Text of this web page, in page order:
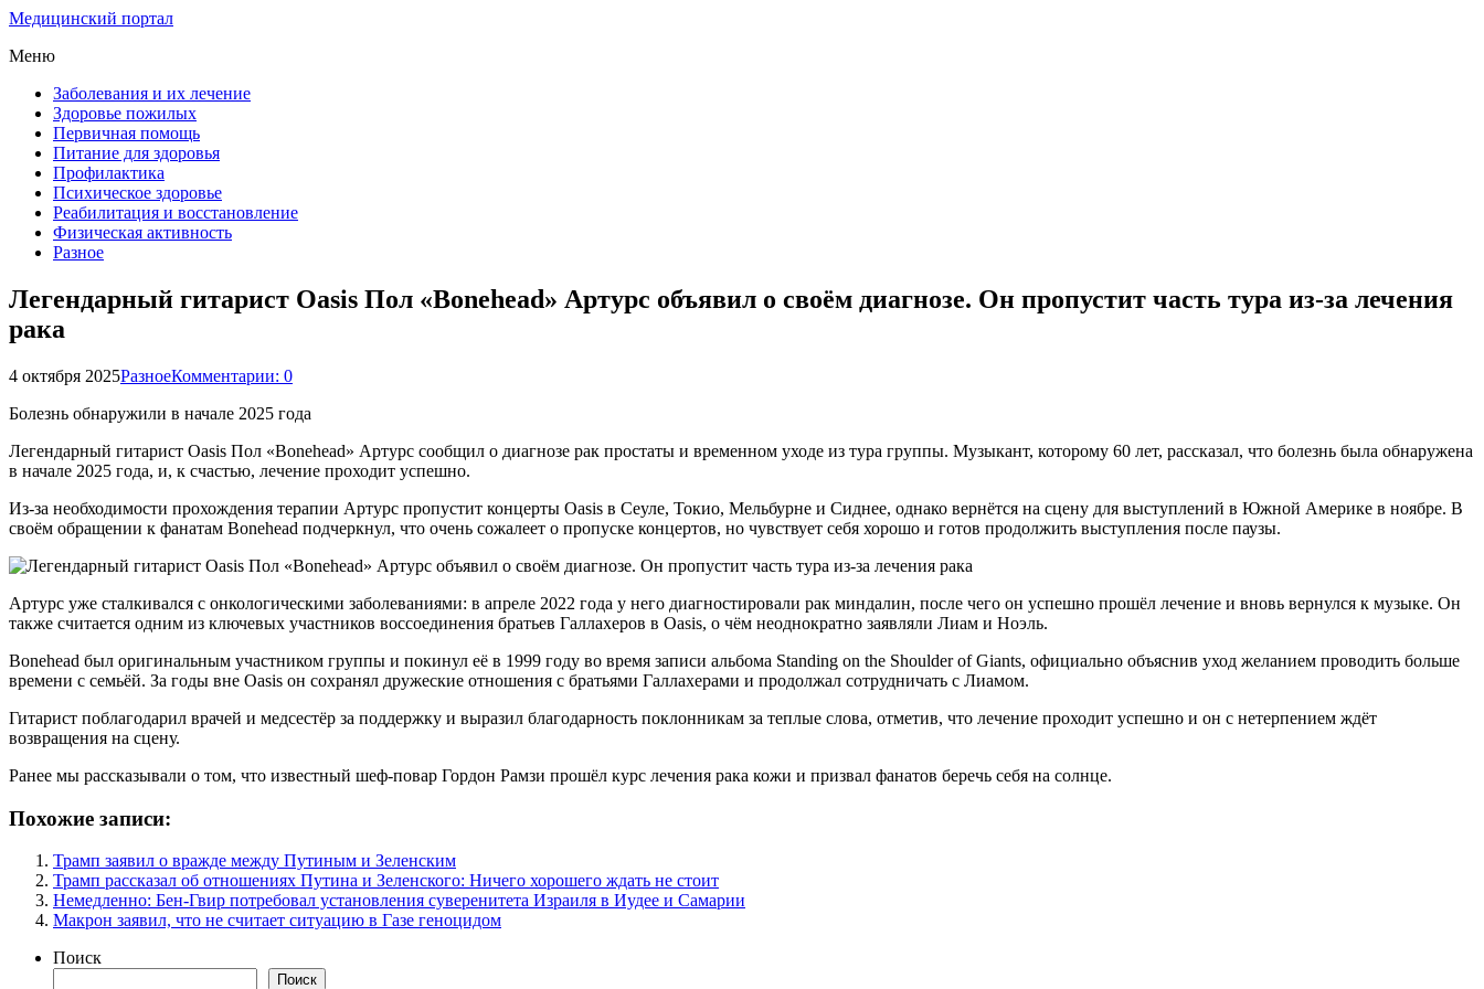
Медицинский портал
Меню
Заболевания и их лечение
Здоровье пожилых
Первичная помощь
Питание для здоровья
Профилактика
Психическое здоровье
Реабилитация и восстановление
Физическая активность
Разное
Легендарный гитарист Oasis Пол «Bonehead» Артурс объявил о своём диагнозе. Он пропустит часть тура из-за лечения
рака
4 октября 2025РазноеКомментарии: 0
Болезнь обнаружили в начале 2025 года
Легендарный гитарист Oasis Пол «Bonehead» Артурс сообщил о диагнозе рак простаты и временном уходе из тура группы. Музыкант, которому 60 лет, рассказал, что болезнь была обнаружена
в начале 2025 года, и, к счастью, лечение проходит успешно.
Из-за необходимости прохождения терапии Артурс пропустит концерты Oasis в Сеуле, Токио, Мельбурне и Сиднее, однако вернётся на сцену для выступлений в Южной Америке в ноябре. В
своём обращении к фанатам Bonehead подчеркнул, что очень сожалеет о пропуске концертов, но чувствует себя хорошо и готов продолжить выступления после паузы.
Артурс уже сталкивался с онкологическими заболеваниями: в апреле 2022 года у него диагностировали рак миндалин, после чего он успешно прошёл лечение и вновь вернулся к музыке. Он
также считается одним из ключевых участников воссоединения братьев Галлахеров в Oasis, о чём неоднократно заявляли Лиам и Ноэль.
Bonehead был оригинальным участником группы и покинул её в 1999 году во время записи альбома Standing on the Shoulder of Giants, официально объяснив уход желанием проводить больше
времени с семьёй. За годы вне Oasis он сохранял дружеские отношения с братьями Галлахерами и продолжал сотрудничать с Лиамом.
Гитарист поблагодарил врачей и медсестёр за поддержку и выразил благодарность поклонникам за теплые слова, отметив, что лечение проходит успешно и он с нетерпением ждёт
возвращения на сцену.
Ранее мы рассказывали о том, что известный шеф-повар Гордон Рамзи прошёл курс лечения рака кожи и призвал фанатов беречь себя на солнце.
Похожие записи:
Трамп заявил о вражде между Путиным и Зеленским
Трамп рассказал об отношениях Путина и Зеленского: Ничего хорошего ждать не стоит
Немедленно: Бен-Гвир потребовал установления суверенитета Израиля в Иудее и Самарии
Макрон заявил, что не считает ситуацию в Газе геноцидом
Поиск
Поиск